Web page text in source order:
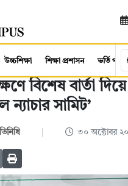
উচ্চশিক্ষা শিক্ষা প্রশাসন ভর্তি
বিশেষ বার্তা
ন্যাচার সামিট’
৩০ অক্টোবর